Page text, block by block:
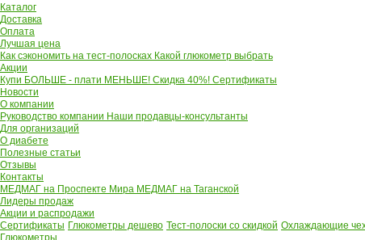
Каталог
Доставка
Оплата
Лучшая цена
Как сэкономить на тест-полосках Какой глюкометр выбрать
Акции
Купи БОЛЬШЕ - плати МЕНЬШЕ! Скидка 40%! Сертификаты
Новости
О компании
Руководство компании Наши продавцы-консультанты
Для организаций
О диабете
Полезные статьи
Отзывы
Контакты
МЕДМАГ на Проспекте Мира МЕДМАГ на Таганской
Лидеры продаж
Акции и распродажи
Сертификаты Глюкометры дешево Тест-полоски со скидкой Охлаждающие
Глюкометры